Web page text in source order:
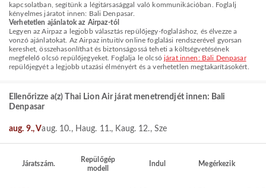
kapcsolatban, segítünk a légitársasággal való kommunikációban. Foglalj
kényelmes járatot innen: Bali Denpasar.
Verhetetlen ajánlatok az Airpaz-tól
Legyen az Airpaz a legjobb választás repülőjegy-foglaláshoz, és élvezze a
vonzó ajánlatokat. Az Airpaz intuitív online foglalási rendszerével gyorsan
kereshet, összehasonlíthat és biztonságossá teheti a költségvetésének
megfelelő olcsó repülőjegyeket. Foglalja le olcsó járat innen: Bali Denpasar
repülőjegyét a legjobb utazási élményért és a verhetetlen megtakarításokért.
Ellenőrizze a(z) Thai Lion Air járat menetrendjét innen: Bali
Denpasar
aug. 9., Vaug. 10., H aug. 11., Kaug. 12., Sze
Járatszám.
Repülőgép
modell
Indul Megérkezik